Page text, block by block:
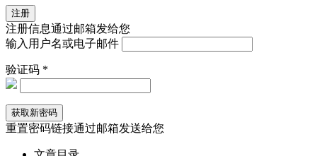
注册信息通过邮箱发给您
输入用户名或电子邮件
验证码 *
重置密码链接通过邮箱发送给您